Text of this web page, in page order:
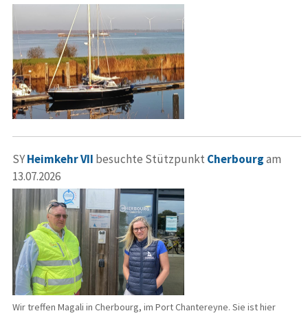
SYHeimkehr VII besuchte Stützpunkt Cherbourgam
13.07.2026
Wir treffen Magali in Cherbourg, im Port Chantereyne. Sie ist hier